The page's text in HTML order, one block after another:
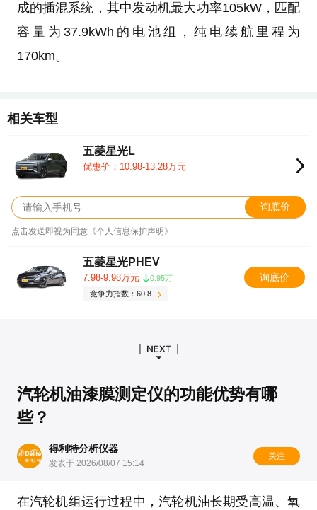
成的插混系统，其中发动机最大功率105kW，匹配
容量为37.9kWh的电池组，纯电续航里程为
170km。
相关车型
五菱星光L
优惠价：10.98-13.28万元
询底价
点击发送即视为同意《个人信息保护声明》
五菱星光PHEV
7.98-9.98万元
0.95万
竞争力指数：60.8
询底价
汽轮机油漆膜测定仪的功能优势有哪
些？
得利特分析仪器
发表于 2026/08/07 15:14
关注
在汽轮机组运行过程中，汽轮机油长期受高温、氧